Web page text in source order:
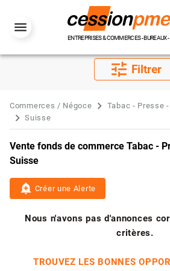
ENTREPRISES & COMMERCES - BUREAUX
tune Filtrer
Commerces / Négoce Tabac - Presse
Suisse
Vente fonds de commerce Tabac -
Suisse
add_alert Créer une Alerte
Nous n'avons pas d'annonces
critères.
TROUVEZ LES BONNES